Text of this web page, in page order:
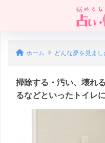
ホーム どんな夢を見ま
掃除する・汚い、壊れ
るなどといったトイレ